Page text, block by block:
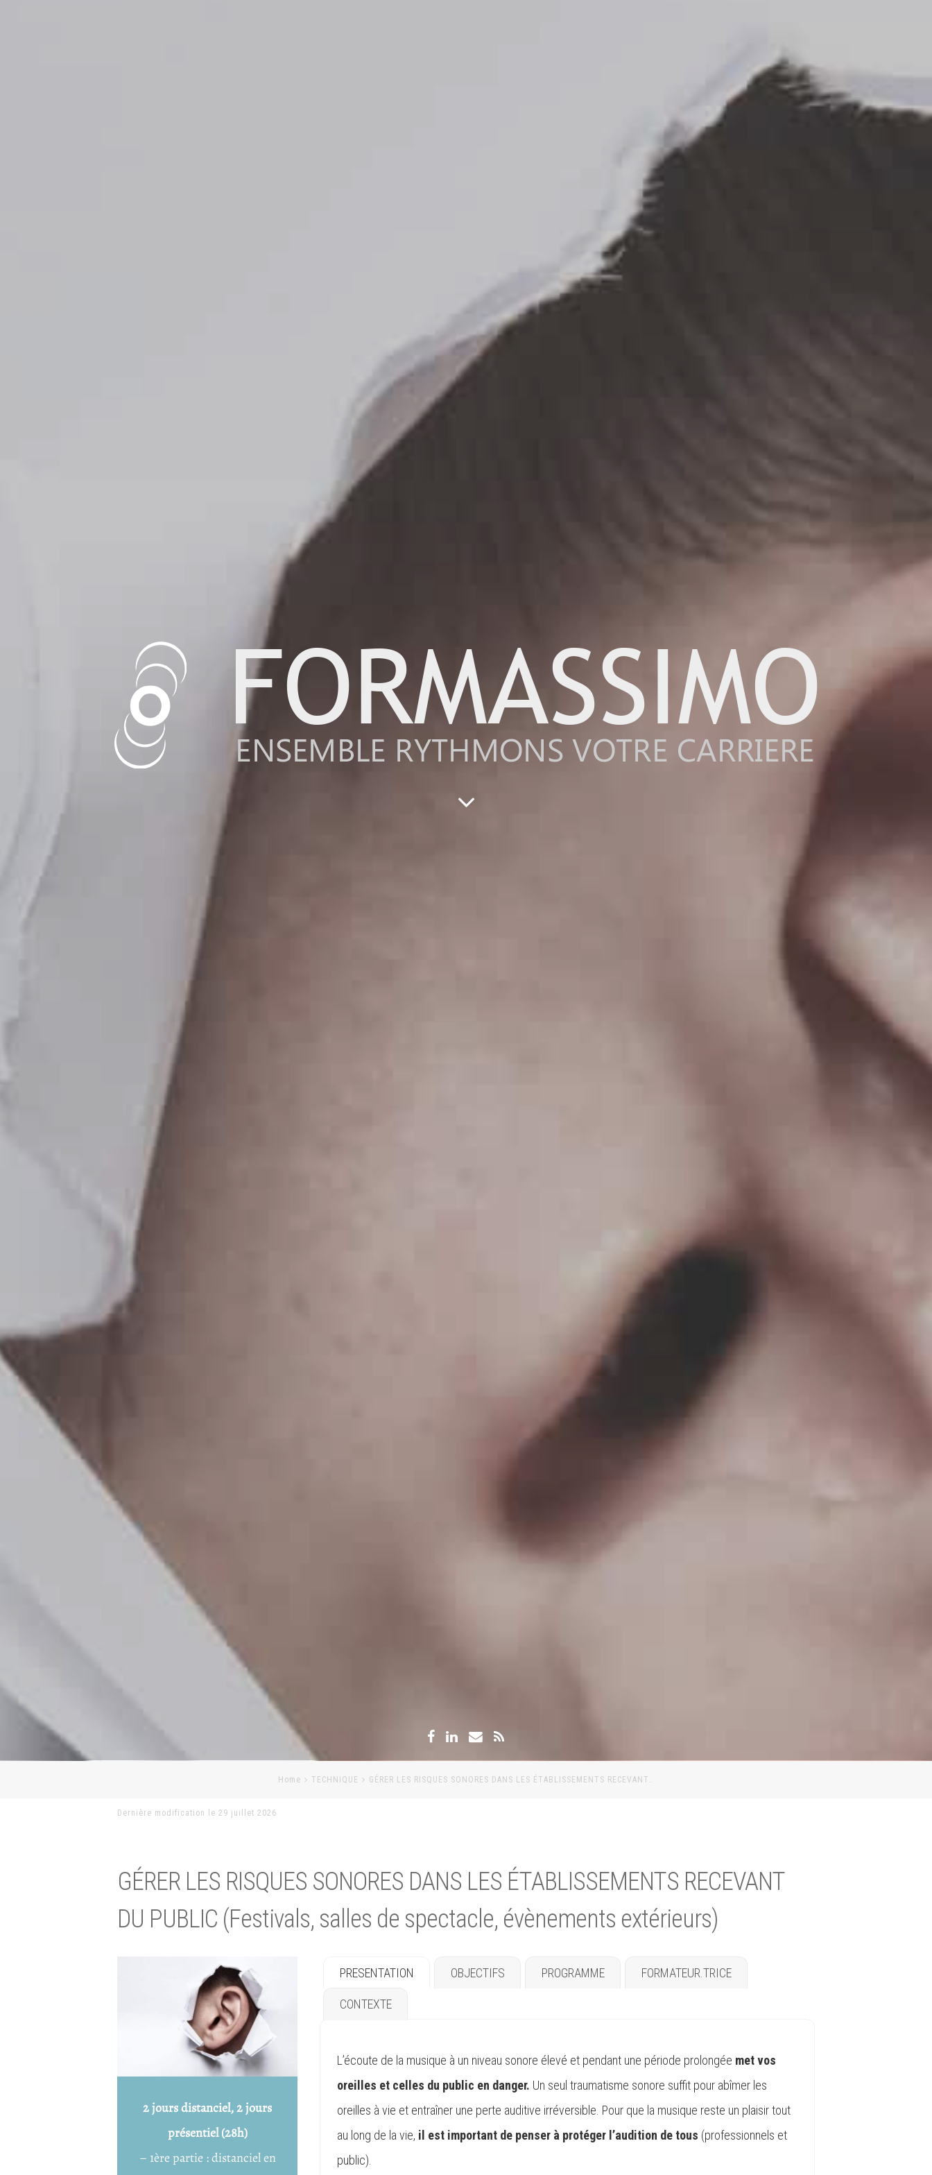
Home TECHNIQUE GÉRER LES RISQUES SONORES DANS LES ÉTABLISSEMENTS RECEVANT…
Dernière modification le 29 juillet 2026
GÉRER LES RISQUES SONORES DANS LES ÉTABLISSEMENTS RECEVANT
DU PUBLIC (Festivals, salles de spectacle, évènements extérieurs)
2 jours distanciel, 2 jours
présentiel (28h)
– 1ère partie : distanciel en
PRESENTATION OBJECTIFS PROGRAMME FORMATEUR.TRICE
CONTEXTE
L’écoute de la musique à un niveau sonore élevé et pendant une période prolongée met vos
oreilles et celles du public en danger. Un seul traumatisme sonore suffit pour abîmer les
oreilles à vie et entraîner une perte auditive irréversible. Pour que la musique reste un plaisir tout
au long de la vie, il est important de penser à protéger l’audition de tous (professionnels et
public).